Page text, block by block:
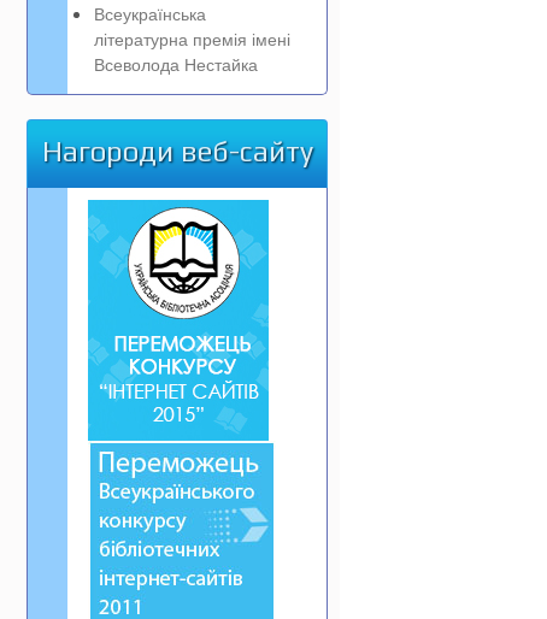
Всеукраїнська
літературна премія імені
Всеволода Нестайка
Нагороди веб-сайту